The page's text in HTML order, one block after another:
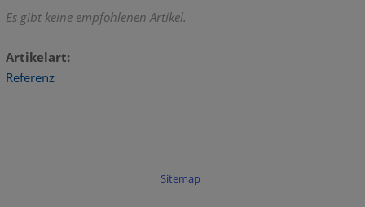
Es gibt keine empfohlenen Artikel.
Artikelart
Referenz
Sitemap